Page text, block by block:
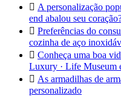
 A personalização
end abalou seu
 Preferências do
cozinha de aço
 Conheça uma boa
Luxury · Life Museum
 As armadilhas de
personalizado